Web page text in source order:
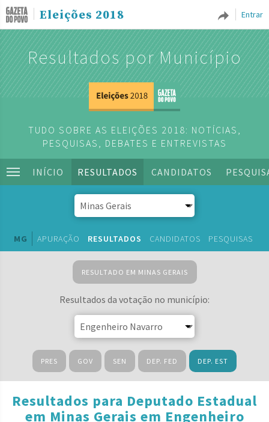
Entrar
Eleições 2018
Resultados por Município
TUDO SOBRE AS ELEIÇÕES 2018: NOTÍCIAS,
PESQUISAS, DEBATES E ENTREVISTAS
INÍCIO RESULTADOS CANDIDATOS
MG APURAÇÃO RESULTADOS CANDIDATOS PESQUISAS
RESULTADO EM MINAS GERAIS
Resultados da votação no município:
PRES GOV SEN DEP. FED DEP. EST
Resultados para Deputado Estadual
em Minas Gerais em Engenheiro